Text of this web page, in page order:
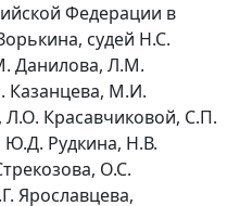
Федерации в
судей Н.С.
Данилова, Л.М.
Казанцева, М.И.
Красавчиковой, С.П.
Рудкина, Н.В.
О.С.
Ярославцева,